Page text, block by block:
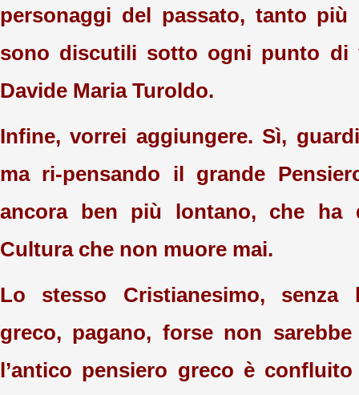
personaggi del passato, tanto
sono discutili sotto ogni punto di
Davide Maria Turoldo.
Infine, vorrei aggiungere. Sì,
ma ri-pensando il grande
ancora ben più lontano, che ha
Cultura che non muore mai.
Lo stesso Cristianesimo, senza
greco, pagano, forse non
l’antico pensiero greco è